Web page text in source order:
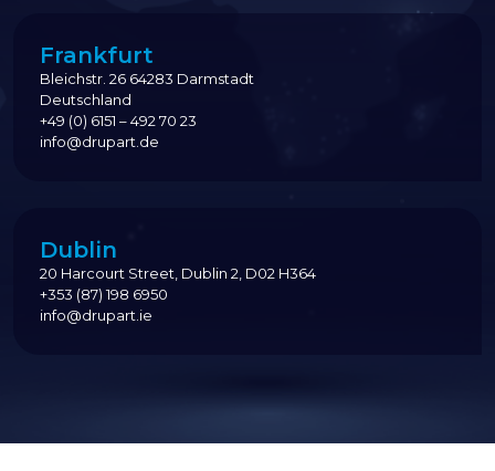
Frankfurt
Bleichstr. 26 64283 Darmstadt
Deutschland
+49 (0) 6151 – 492 70 23
info@drupart.de
Dublin
20 Harcourt Street, Dublin 2, D02 H364
+353 (87) 198 6950
info@drupart.ie